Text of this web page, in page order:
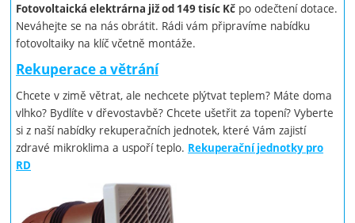
Fotovoltaická elektrárna již od 149 tisíc Kč po odečtení dotace.
Neváhejte se na nás obrátit. Rádi vám připravíme nabídku
fotovoltaiky na klíč včetně montáže.
Rekuperace a větrání
Chcete v zimě větrat, ale nechcete plýtvat teplem? Máte doma
vlhko? Bydlíte v dřevostavbě? Chcete ušetřit za topení? Vyberte
si z naší nabídky rekuperačních jednotek, které Vám zajistí
zdravé mikroklima a uspoří teplo. Rekuperační jednotky pro
RD